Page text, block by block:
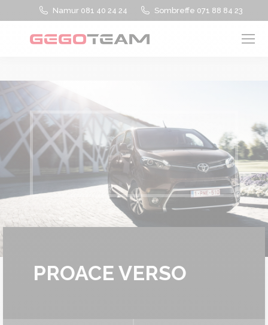
Namur 081 40 24 24 Sombreffe 071 88 84 23
PROACE VERSO